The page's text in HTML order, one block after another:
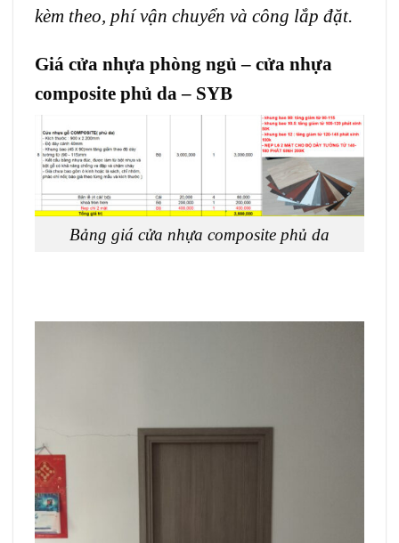
kèm theo, phí vận chuyển và công lắp đặt.
Giá cửa nhựa phòng ngủ – cửa nhựa
composite phủ da – SYB
Bảng giá cửa nhựa composite phủ da